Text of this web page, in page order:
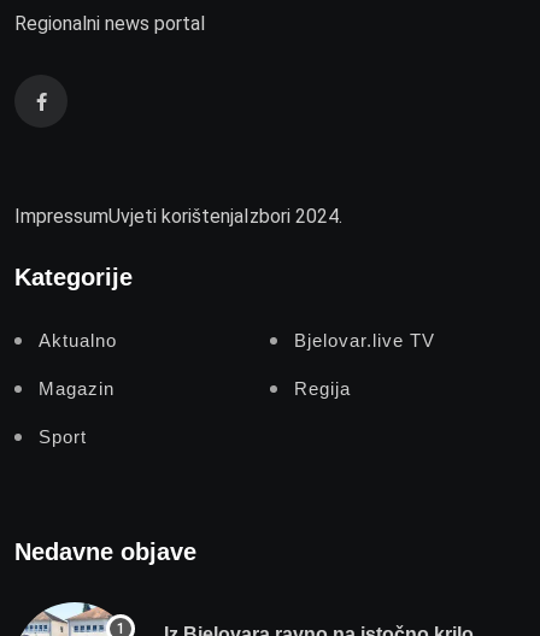
Regionalni news portal
ImpressumUvjeti korištenja Izbori 2024.
Kategorije
Aktualno Bjelovar.live TV
Magazin Regija
Sport
Nedavne objave